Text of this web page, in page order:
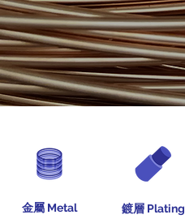
金屬 Metal 鍍層 Plating